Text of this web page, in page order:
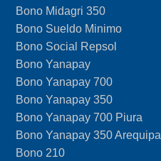
Bono Midagri 350
Bono Sueldo Minimo
Bono Social Repsol
Bono Yanapay
Bono Yanapay 700
Bono Yanapay 350
Bono Yanapay 700 Piura
Bono Yanapay 350 Arequipa
Bono 210